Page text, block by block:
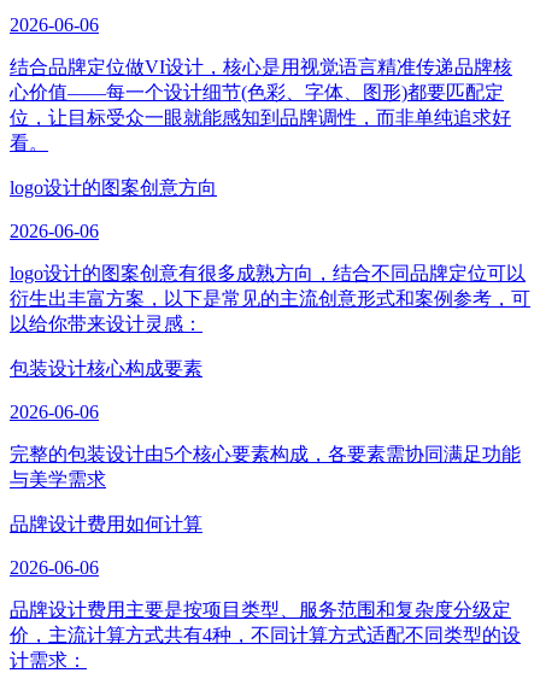
2026-06-06
结合品牌定位做VI设计，核心是用视觉语言精准传递品牌核
心价值——每一个设计细节(色彩、字体、图形)都要匹配定
位，让目标受众一眼就能感知到品牌调性，而非单纯追求好
看。
logo设计的图案创意方向
2026-06-06
logo设计的图案创意有很多成熟方向，结合不同品牌定位可以
衍生出丰富方案，以下是常见的主流创意形式和案例参考，可
以给你带来设计灵感：
包装设计核心构成要素
2026-06-06
完整的包装设计由5个核心要素构成，各要素需协同满足功能
与美学需求
品牌设计费用如何计算
2026-06-06
品牌设计费用主要是按项目类型、服务范围和复杂度分级定
价，主流计算方式共有4种，不同计算方式适配不同类型的设
计需求：